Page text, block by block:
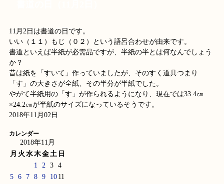
11月2日は書道の日です。
いい（１１）もじ（０２）という語呂合わせが由来です。
書道といえば半紙が必需品ですが、半紙の半とは何なんでしょう
か？
昔は紙を「すいて」作っていましたが、そのすく道具つまり
「す」の大きさが全紙、その半分が半紙でした。
やがて半紙用の「す」が作られるようになり、現在では33.4㎝
×24.2㎝が半紙のサイズになっているそうです。
2018年11月02日
カレンダー
2018年11月
月 火 水木金土 日
1 2 3
4
5
6 7 8 9 10 11